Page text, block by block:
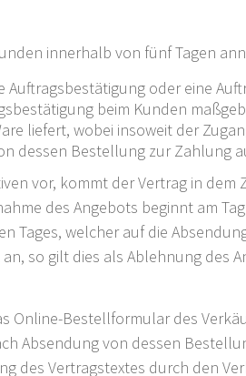
innerhalb von fünf Tagen
oder eine
beim Kunden
liefert, wobei insoweit der
dessen Bestellung zur Zahlung
vor, kommt der Vertrag in
des Angebots beginnt am
Tages, welcher auf die
so gilt dies als Ablehnung des
Online-Bestellformular des
Absendung von dessen
des Vertragstextes durch den